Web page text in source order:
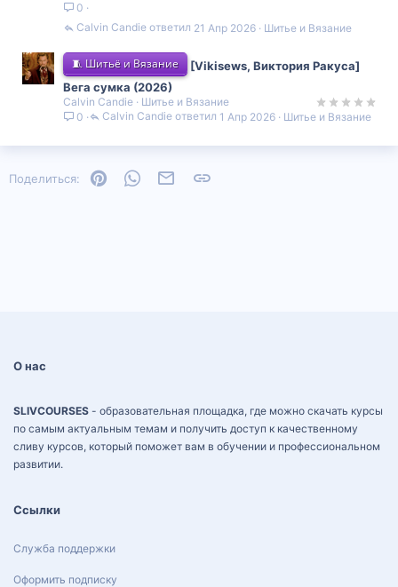
0
Шитье и Вязание
21 Апр 2026
Calvin Candie
🧵 Шитьё и Вязание
[Vikisews, Виктория Ракуса]
Вега сумка (2026)
Calvin Candie
Шитье и Вязание
0
Шитье и Вязание
1 Апр 2026
Calvin Candie
Поделиться: PinterestWhatsAppЭлектронная почта
О нас
SLIVCOURSES - образовательная площадка, где можно скачать курсы
по самым актуальным темам и получить доступ к качественному
сливу курсов, который поможет вам в обучении и профессиональном
развитии.
Ссылки
Служба поддержки
Оформить подписку